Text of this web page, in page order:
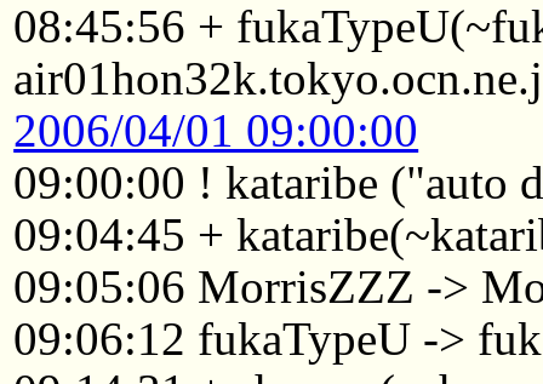
08:45:56 +
2006/04/01 09:00:00
09:00:00 ! kataribe ("auto
09:04:45 +
09:05:06 MorrisZZZ ->
09:06:12 fukaTypeU ->